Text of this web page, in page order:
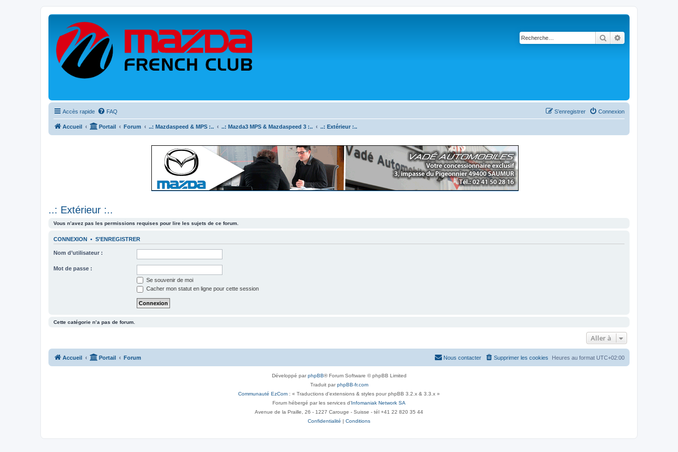
Rechercher
Accès rapide FAQ Connexion
S’enregistrer
Accueil Portail Forum ..: Mazdaspeed & MPS :.. ..: Mazda3 MPS & Mazdaspeed 3 :.. ..: Extérieur :..
..: Extérieur :..
Vous n’avez pas les permissions requises pour lire les sujets de ce forum.
CONNEXION • S’ENREGISTRER
Nom d’utilisateur :
Mot de passe :
Se souvenir de moi
Cacher mon statut en ligne pour cette session
Cette catégorie n’a pas de forum.
Aller à
Accueil Portail Forum Heures au format UTC+02:00
Supprimer les cookies
Nous contacter
Développé parphpBB® Forum Software © phpBB Limited
Traduit parphpBB-fr.com
Communauté EzCom : « Traductions d'extensions & styles pour phpBB 3.2.x & 3.3.x »
Forum hébergé par les services d’Infomaniak Network SA
Avenue de la Praille, 26 - 1227 Carouge - Suisse - tél +41 22 820 35 44
Confidentialité | Conditions